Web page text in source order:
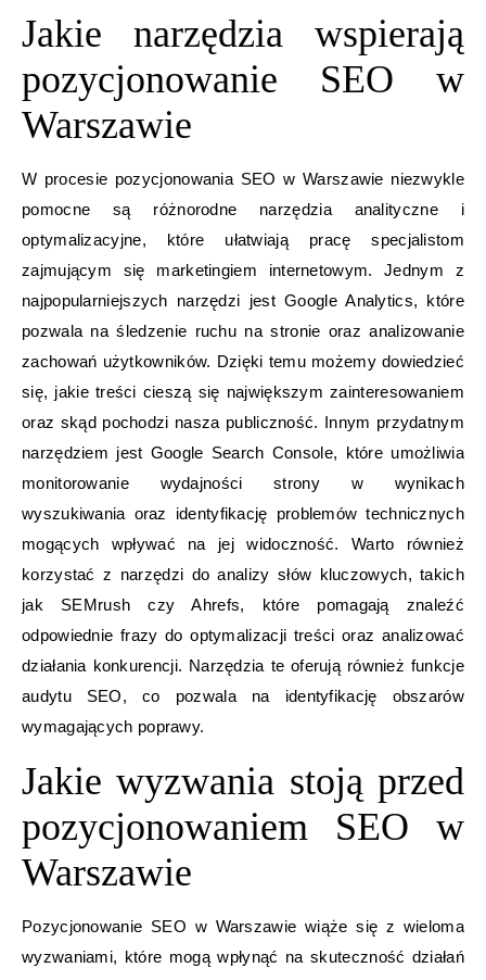
Jakie narzędzia wspierają
pozycjonowanie SEO w
Warszawie
W procesie pozycjonowania SEO w Warszawie niezwykle
pomocne są różnorodne narzędzia analityczne i
optymalizacyjne, które ułatwiają pracę specjalistom
zajmującym się marketingiem internetowym. Jednym z
najpopularniejszych narzędzi jest Google Analytics, które
pozwala na śledzenie ruchu na stronie oraz analizowanie
zachowań użytkowników. Dzięki temu możemy dowiedzieć
się, jakie treści cieszą się największym zainteresowaniem
oraz skąd pochodzi nasza publiczność. Innym przydatnym
narzędziem jest Google Search Console, które umożliwia
monitorowanie wydajności strony w wynikach
wyszukiwania oraz identyfikację problemów technicznych
mogących wpływać na jej widoczność. Warto również
korzystać z narzędzi do analizy słów kluczowych, takich
jak SEMrush czy Ahrefs, które pomagają znaleźć
odpowiednie frazy do optymalizacji treści oraz analizować
działania konkurencji. Narzędzia te oferują również funkcje
audytu SEO, co pozwala na identyfikację obszarów
wymagających poprawy.
Jakie wyzwania stoją przed
pozycjonowaniem SEO w
Warszawie
Pozycjonowanie SEO w Warszawie wiąże się z wieloma
wyzwaniami, które mogą wpłynąć na skuteczność działań